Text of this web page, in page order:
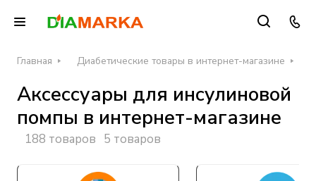
Главная Диабетические товары в интернет-магазине
Аксессуары для инсулиновой
помпы в интернет-магазине
188 товаров 5 товаров